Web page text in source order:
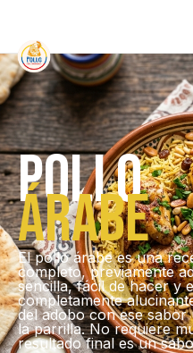
pollo
árabe
El pollo árabe es una
completo, previamente
sencilla, fácil de hacer y
completamente
del adobo con ese sabor
la parrilla. No requiere
resultado final es un